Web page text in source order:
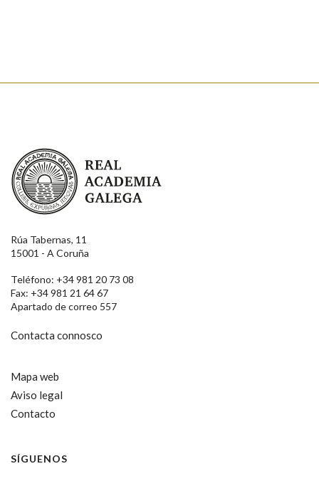
Real Academia Galega
Rúa Tabernas, 11
15001 - A Coruña
Teléfono: +34 981 20 73 08
Fax: +34 981 21 64 67
Apartado de correo 557
Contacta connosco
Mapa web
Aviso legal
Contacto
SÍGUENOS